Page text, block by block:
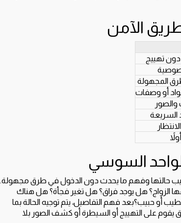
الآمن
تهييج
المجهولة
أو وصفات
السريعة
السوسي
حالتها وفهم ما يحدث دون الدخول في طرق مجهولة.
الزواج؟ هل يوجد فراق؟ هل تغير فجأة؟ هل هناك
أو حبيب؟بعد فهم التفاصيل، يتم توجيه الحالة بما
على التهييج أو السيطرة أو كشف الصور بلا